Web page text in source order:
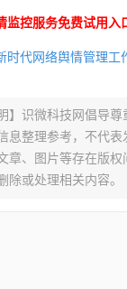
监控服务免费试用入
时代网络舆情管理工
】识微科技网倡导
息整理参考，不代
章、图片等存在版权
除或处理相关内容。